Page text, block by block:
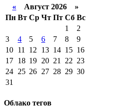
« Август 2026 »
Пн Вт Ср Чт Пт Сб Вс
1
2
3
4 5 6 7 8
9
10 11 12 13 14 15 16
17 18 19 20 21 22 23
24 25 26 27 28 29 30
31
Облако тегов